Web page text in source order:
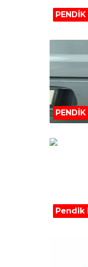
Pendik